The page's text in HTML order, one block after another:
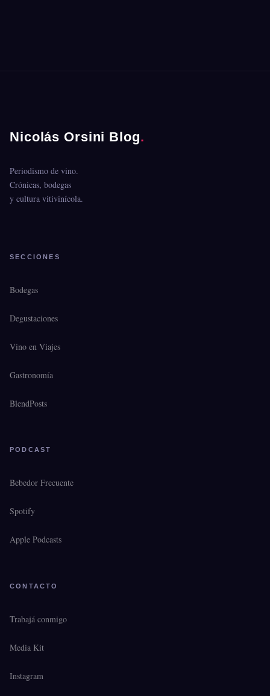
Nicolás Orsini Blog.
Periodismo de vino.
Crónicas, bodegas
y cultura vitivinícola.
SECCIONES
Bodegas
Degustaciones
Vino en Viajes
Gastronomía
BlendPosts
PODCAST
Bebedor Frecuente
Spotify
Apple Podcasts
CONTACTO
Trabajá conmigo
Media Kit
Instagram